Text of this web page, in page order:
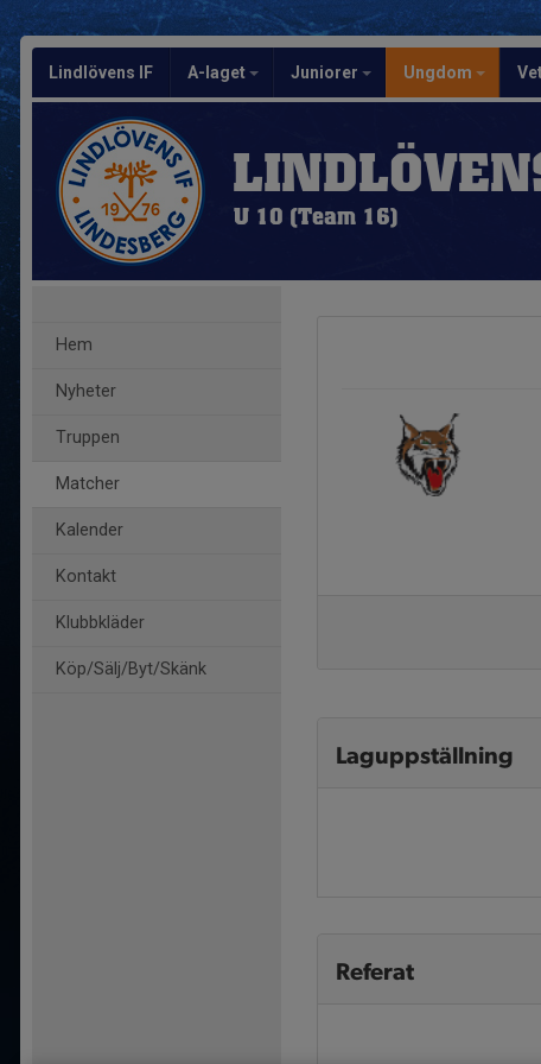
Lindlövens IF A-laget Juniorer Ungdom
U 10 (Team 16)
Hem
Nyheter
Truppen
Matcher
Kalender
Kontakt
Klubbkläder
Köp/Sälj/Byt/Skänk
Laguppställning
Referat